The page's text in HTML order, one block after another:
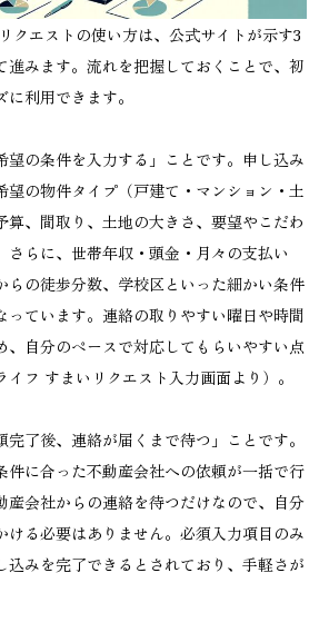
クエストの使い方は、公式サイトが示す3
進みます。流れを把握しておくことで、初
利用できます。
望の条件を入力する」ことです。申し込み
望の物件タイプ（戸建て・マンション・土
算、間取り、土地の大きさ、要望やこだわ
さらに、世帯年収・頭金・月々の支払い
らの徒歩分数、学校区といった細かい条件
っています。連絡の取りやすい曜日や時間
、自分のペースで対応してもらいやすい点
イフ すまいリクエスト入力画面より）。
了後、連絡が届くまで待つ」ことです。
件に合った不動産会社への依頼が一括で行
産会社からの連絡を待つだけなので、自分
ける必要はありません。必須入力項目のみ
込みを完了できるとされており、手軽さが